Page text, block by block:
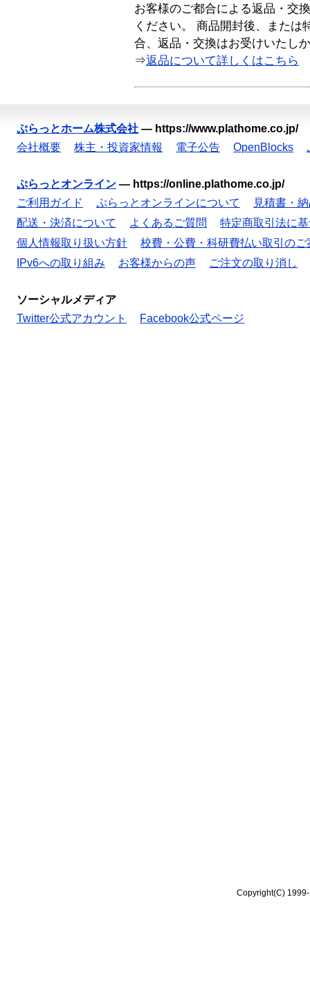
お客様のご都合による返品・交
ください。 商品開封後、または
合、返品・交換はお受けいたし
⇒返品について詳しくはこちら
ぷらっとホーム株式会社 — https://www.plathome.co.jp/
会社概要
株主・投資家情報 電子公告 OpenBlocks
ぷらっとオンライン — https://online.plathome.co.jp/
ご利用ガイド
ぷらっとオンラインについて
見積書・
配送・決済について
よくあるご質問
特定商取引法に
個人情報取り扱い方針
校費・公費・科研費払い取引のご
IPv6への取り組み
お客様からの声 ご注文の取り消し
ソーシャルメディア
Twitter公式アカウント
Facebook公式ページ
Copyright(C)